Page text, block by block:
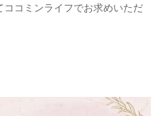
コミンライフでお求めいただ